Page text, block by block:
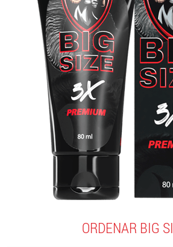
ORDENAR BIG